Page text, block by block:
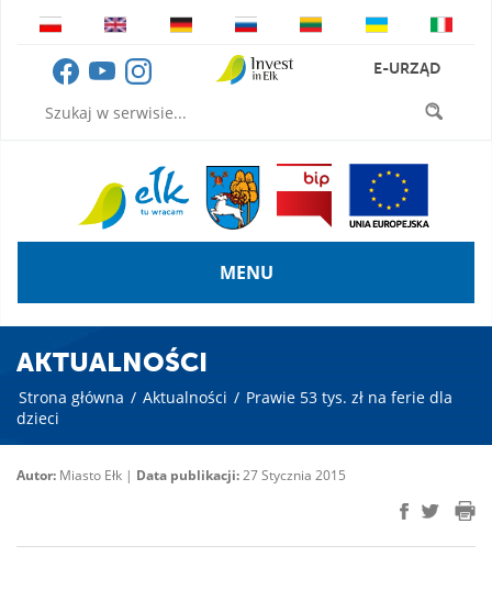
E-URZĄD
MENU
AKTUALNOŚCI
Strona główna / Aktualności / Prawie 53 tys. zł na ferie dla
dzieci
Autor: Miasto Ełk | Data publikacji:27 Stycznia 2015